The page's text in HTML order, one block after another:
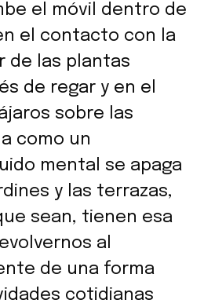
el móvil dentro de
el contacto con la
de las plantas
de regar y en el
sobre las
como un
mental se apaga
y las terrazas,
sean, tienen esa
al
de una forma
cotidianas